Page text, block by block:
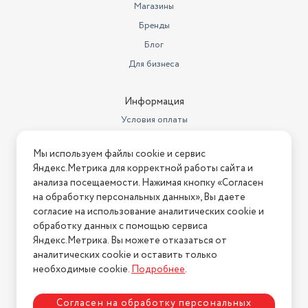
Магазины
Бренды
Блог
Для бизнеса
Информация
Условия оплаты
Условия возврата
Нашли ошибку на сайте? Напишите нам
2026 © Интернет-магазин "АстМаркет". У нас есть всё!
Политика конфиденциальности
Мы используем файлы cookie и сервис
Яндекс.Метрика для корректной работы сайта и
анализа посещаемости. Нажимая кнопку «Согласен
на обработку персональных данных», Вы даете
согласие на использование аналитических cookie и
обработку данных с помощью сервиса
Яндекс.Метрика. Вы можете отказаться от
аналитических cookie и оставить только
необходимые cookie.Подробнее.
Согласен на обработку персональных